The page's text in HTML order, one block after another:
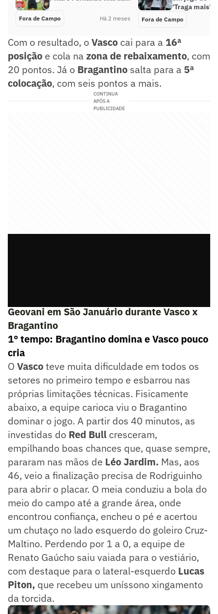
Fora de Campo Há 2 meses
‘Traga mais’
Fora de Campo
Com o resultado, oVasco cai para a 16ª
posição e cola na zona de rebaixamento, com
20 pontos. Já o Bragantino salta para a 5ª
colocação, com seis pontos a mais.
CONTINUA
APÓS A
PUBLICIDADE
Geovani em São Januário durante Vasco x
Bragantino
1° tempo: Bragantino domina e Vasco pouco
cria
O Vascoteve muita dificuldade em todos os
setores no primeiro tempo e esbarrou nas
próprias limitações técnicas. Fisicamente
abaixo, a equipe carioca viu o Bragantino
dominar o jogo. A partir dos 40 minutos, as
investidas do Red Bull cresceram,
empilhando boas chances que, quase sempre,
pararam nas mãos de Léo Jardim. Mas, aos
46, veio a finalização precisa de Rodriguinho
para abrir o placar. O meia conduziu a bola do
meio do campo até a grande área, onde
encontrou confiança, encheu o pé e acertou
um chutaço no lado esquerdo do goleiro Cruz-
Maltino. Perdendo por 1 a 0, a equipe de
Renato Gaúcho saiu vaiada para o vestiário,
com destaque para o lateral-esquerdo Lucas
Piton, que recebeu um uníssono xingamento
da torcida.